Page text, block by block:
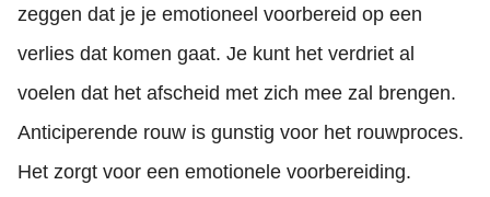
zeggen dat je je emotioneel voorbereid op een
verlies dat komen gaat. Je kunt het verdriet al
voelen dat het afscheid met zich mee zal brengen.
Anticiperende rouw is gunstig voor het rouwproces.
Het zorgt voor een emotionele voorbereiding.